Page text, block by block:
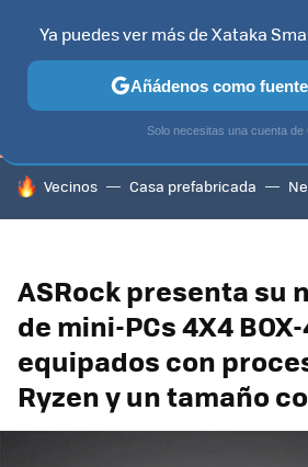
TELEVISORES CONTENIDOS SMART
HOY SE HABLA DE
Vecinos Casa prefabricada
ASRock presenta su
de mini-PCs 4X4
equipados con
Ryzen y un tamaño
Ya puedes ver más de Xataka
Añádenos como
Solo necesitas una cuenta de